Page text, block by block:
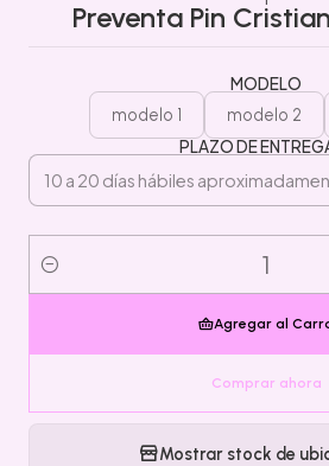
Preventa Pin
MODELO
modelo 1 modelo 2
PLAZO DE
Cantidad
Agregar al
Comprar ahora
Mostrar stock de